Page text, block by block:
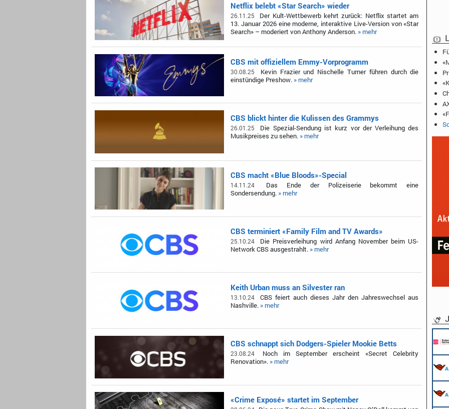
Netflix belebt «Star Search» wieder
26.11.25
Der Kult-Wettbewerb kehrt zurück: Netflix startet am
13. Januar 2026 eine moderne, interaktive Live-Version von «Star
Search» – moderiert von Anthony Anderson. » mehr
CBS mit offiziellem Emmy-Vorprogramm
30.08.25
Kevin Frazier und Nischelle Turner führen durch die
einstündige Preshow. » mehr
CBS blickt hinter die Kulissen des Grammys
26.01.25
Die Spezial-Sendung ist kurz vor der Verleihung des
Musikpreises zu sehen. » mehr
CBS macht «Blue Bloods»-Special
14.11.24
Das Ende der Polizeiserie bekommt eine
Sondersendung. » mehr
CBS terminiert «Family Film and TV Awards»
25.10.24
Die Preisverleihung wird Anfang November beim US-
Network CBS ausgestrahlt. » mehr
Keith Urban muss an Silvester ran
13.10.24
CBS feiert auch dieses Jahr den Jahreswechsel aus
Nashville. » mehr
CBS schnappt sich Dodgers-Spieler Mookie Betts
23.08.24
Noch im September erscheint «Secret Celebrity
Renovation». » mehr
«Crime Exposé» startet im September